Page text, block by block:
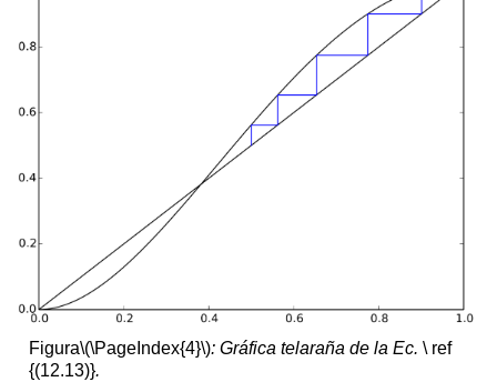
Figura\(\PageIndex{4}\): Gráfica telaraña de la Ec. \ ref
{(12.13)}.